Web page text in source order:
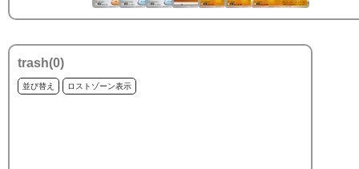
trash(0)
並び替え ロストゾーン表示